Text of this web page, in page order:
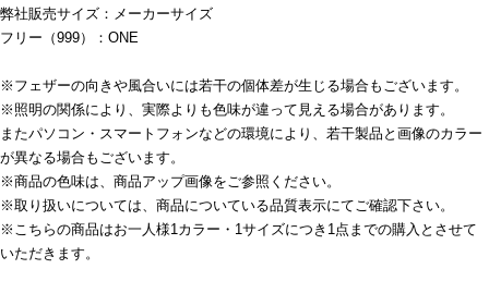
弊社販売サイズ：メーカーサイズ
フリー（999）：ONE
※フェザーの向きや風合いには若干の個体差が生じる場合もございます。
※照明の関係により、実際よりも色味が違って見える場合があります。
またパソコン・スマートフォンなどの環境により、若干製品と画像のカラー
が異なる場合もございます。
※商品の色味は、商品アップ画像をご参照ください。
※取り扱いについては、商品についている品質表示にてご確認下さい。
※こちらの商品はお一人様1カラー・1サイズにつき1点までの購入とさせて
いただきます。